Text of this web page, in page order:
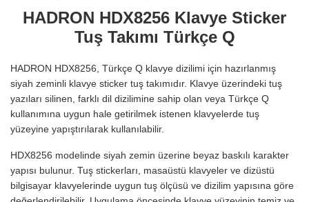
HADRON HDX8256 Klavye Sticker
Tuş Takımı Türkçe Q
HADRON HDX8256, Türkçe Q klavye dizilimi için hazırlanmış
siyah zeminli klavye sticker tuş takımıdır. Klavye üzerindeki tuş
yazıları silinen, farklı dil dizilimine sahip olan veya Türkçe Q
kullanımına uygun hale getirilmek istenen klavyelerde tuş
yüzeyine yapıştırılarak kullanılabilir.
HDX8256 modelinde siyah zemin üzerine beyaz baskılı karakter
yapısı bulunur. Tuş stickerları, masaüstü klavyeler ve dizüstü
bilgisayar klavyelerinde uygun tuş ölçüsü ve dizilim yapısına göre